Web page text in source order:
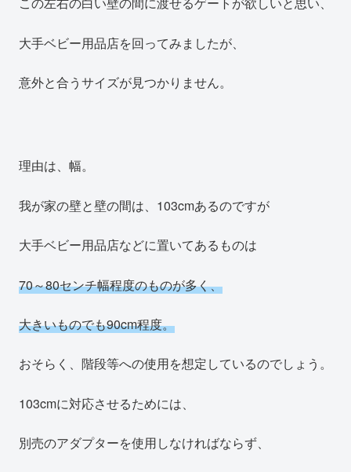
大手ベビー用品店を回ってみましたが、
意外と合うサイズが見つかりません。
理由は、幅。
我が家の壁と壁の間は、103cmあるのですが
大手ベビー用品店などに置いてあるものは
70～80センチ幅程度のものが多く、
大きいものでも90cm程度。
おそらく、階段等への使用を想定しているのでしょう。
103cmに対応させるためには、
別売のアダプターを使用しなければならず、